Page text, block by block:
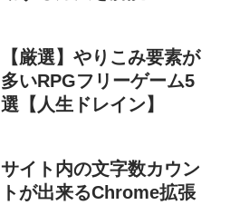
【厳選】やりこみ要素が
多いRPGフリーゲーム5
選【人生ドレイン】
サイト内の文字数カウン
トが出来るChrome拡張